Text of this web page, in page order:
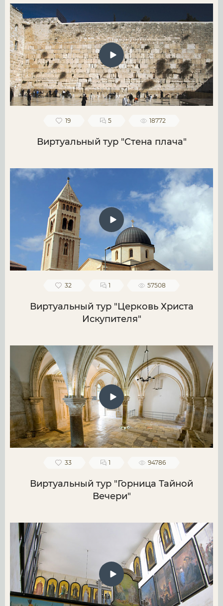
19 5 18772
Виртуальный тур "Стена плача"
32 1 57508
Виртуальный тур "Церковь Христа
Искупителя"
33 1 94786
Виртуальный тур "Горница Тайной
Вечери"